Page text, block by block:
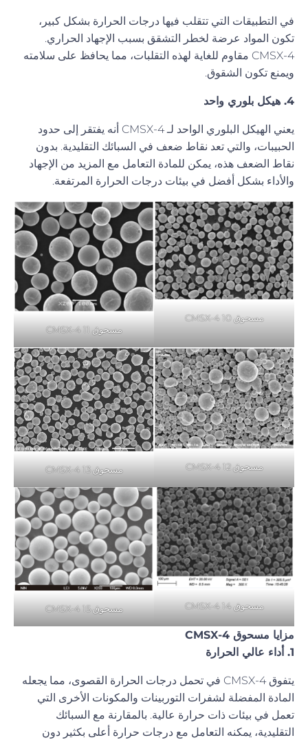
في التطبيقات التي تتقلب فيها درجات الحرارة بشكل كبير،
تكون المواد عرضة لخطر التشقق بسبب الإجهاد الحراري.
CMSX-4 مقاوم للغاية لهذه التقلبات، مما يحافظ على سلامته
ويمنع تكون الشقوق.
4. هيكل بلوري واحد
يعني الهيكل البلوري الواحد لـ CMSX-4 أنه يفتقر إلى حدود
الحبيبات، والتي تعد نقاط ضعف في السبائك التقليدية. بدون
نقاط الضعف هذه، يمكن للمادة التعامل مع المزيد من الإجهاد
والأداء بشكل أفضل في بيئات درجات الحرارة المرتفعة.
مسحوق CMSX-4 10
مسحوق CMSX-4 11
مسحوق CMSX-4 12 مسحوق CMSX-4 13
مسحوق CMSX-4 14 مسحوق CMSX-4 15
مزايا مسحوق CMSX-4
1. أداء عالي الحرارة
يتفوق CMSX-4 في تحمل درجات الحرارة القصوى، مما يجعله
المادة المفضلة لشفرات التوربينات والمكونات الأخرى التي
تعمل في بيئات ذات حرارة عالية. بالمقارنة مع السبائك
التقليدية، يمكنه التعامل مع درجات حرارة أعلى بكثير دون